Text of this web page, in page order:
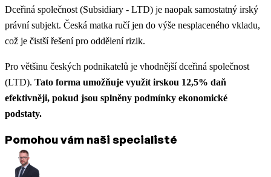
Dceřiná společnost (Subsidiary - LTD) je naopak samostatný irský
právní subjekt. Česká matka ručí jen do výše nesplaceného vkladu,
což je čistší řešení pro oddělení rizik.
Pro většinu českých podnikatelů je vhodnější dceřiná společnost
(LTD). Tato forma umožňuje využít irskou 12,5% daň
efektivněji, pokud jsou splněny podmínky ekonomické
podstaty.
Pomohou vám naši specialisté